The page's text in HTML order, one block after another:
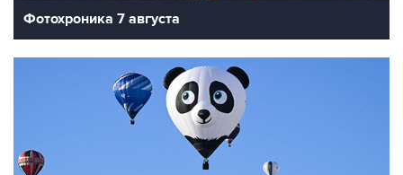
Фотохроника 7 августа